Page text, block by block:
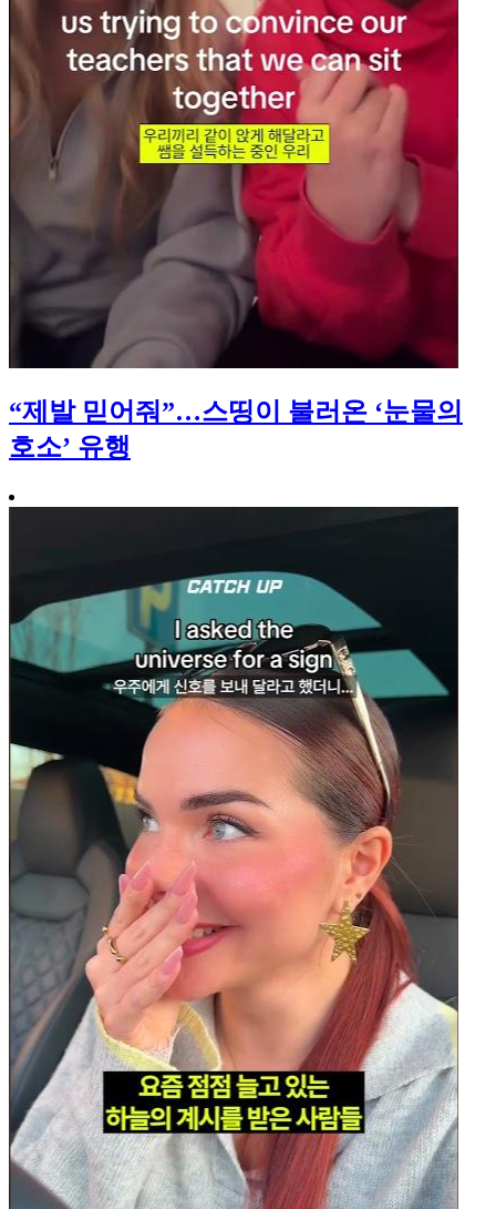
“제발 믿어줘”…스띵이 불러온 ‘눈물의
호소’ 유행